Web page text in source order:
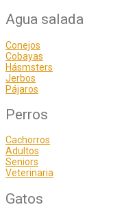
Agua salada
Conejos
Cobayas
Hásmsters
Jerbos
Pájaros
Perros
Cachorros
Adultos
Seniors
Veterinaria
Gatos